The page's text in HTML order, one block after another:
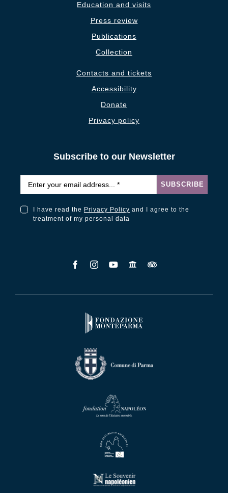
Education and visits
Press review
Publications
Collection
Contacts and tickets
Accessibility
Donate
Privacy policy
Subscribe to our Newsletter
SUBSCRIBE
I have read the Privacy Policy and I agree to the
treatment of my personal data